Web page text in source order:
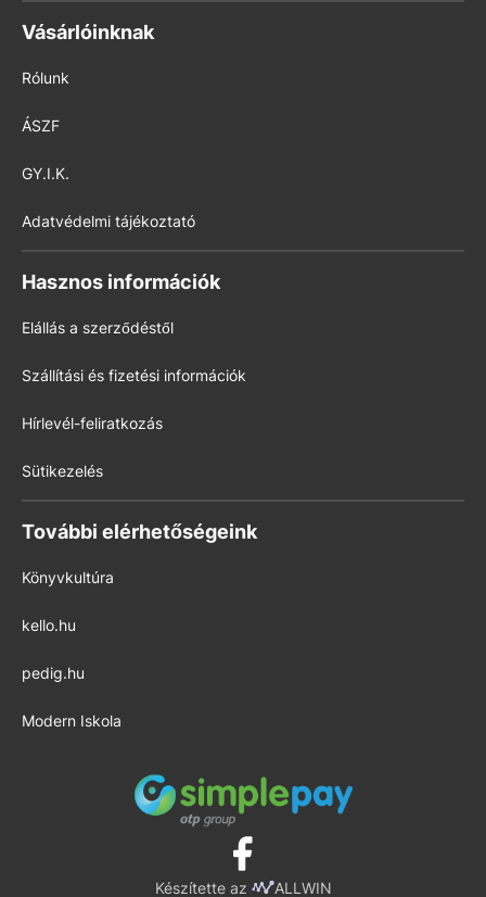
Vásárlóinknak
Rólunk
ÁSZF
GY.I.K.
Adatvédelmi tájékoztató
Hasznos információk
Elállás a szerződéstől
Szállítási és fizetési információk
Hírlevél-feliratkozás
Sütikezelés
További elérhetőségeink
Könyvkultúra
kello.hu
pedig.hu
Modern Iskola
Készítette az ALLWIN